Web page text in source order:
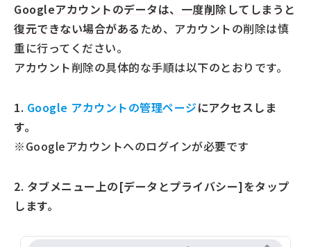
Googleアカウントのデータは、一度削除してしまうと
復元できない場合があるため、アカウントの削除は慎
重に行ってください。
アカウント削除の具体的な手順は以下のとおりです。
1. Google アカウントの管理ページにアクセスしま
す。
※Googleアカウントへのログインが必要です
2. タブメニュー上の[データとプライバシー]をタップ
します。